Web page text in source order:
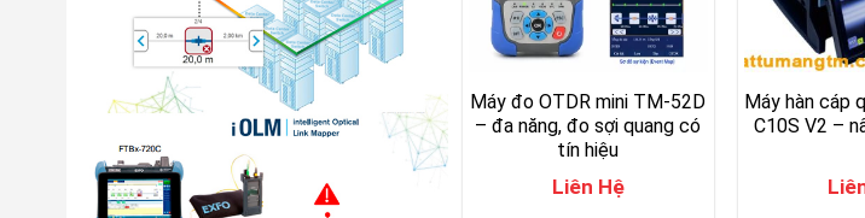
Máy đo OTDR mini TM-52D
– đa năng, đo sợi quang có
tín hiệu
Liên Hệ
Máy hàn cáp
C10S V2 –